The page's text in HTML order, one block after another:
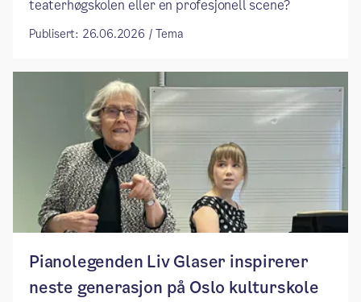
teaterhøgskolen eller en profesjonell scene?
Publisert: 26.06.2026 / Tema
Pianolegenden Liv Glaser inspirerer
neste generasjon på Oslo kulturskole